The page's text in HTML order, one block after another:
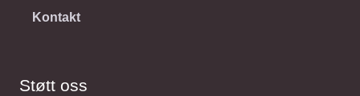
Kontakt
Støtt oss